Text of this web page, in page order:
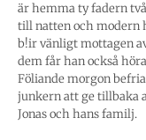
är hemma ty fadern
till natten och modern
b!ir vänligt mottagen
dem får han också
Föliande morgon
junkern att ge tillbaka
Jonas och hans familj.